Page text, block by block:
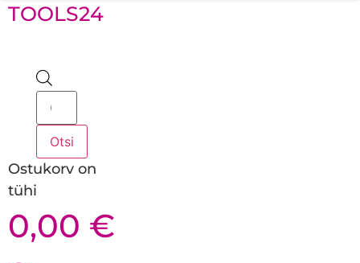
TOOLS24
Products
search
Otsi
Ostukorv on
tühi
0,00 €